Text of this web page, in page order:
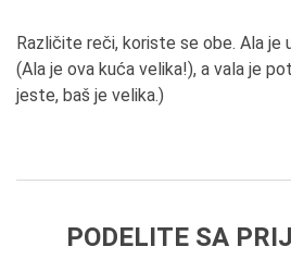
Različite reči, koriste se obe. Ala je
(Ala je ova kuća velika!), a vala je
jeste, baš je velika.)
PODELITE SA